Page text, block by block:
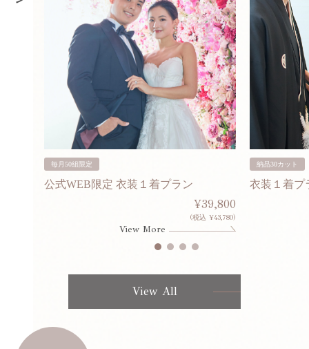
毎月50組限定
公式WEB限定 衣装１着プラン
¥39,800
(税込 ¥43,780)
View More
納品30カット
衣装１着プ
View All